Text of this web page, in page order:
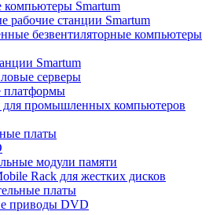
Smartum
рабочие станции Smartum
безвентиляторные компьютеры
Smartum
серверы
платформы
промышленных компьютеров
платы
модули памяти
Rack для жестких дисков
платы
приводы DVD